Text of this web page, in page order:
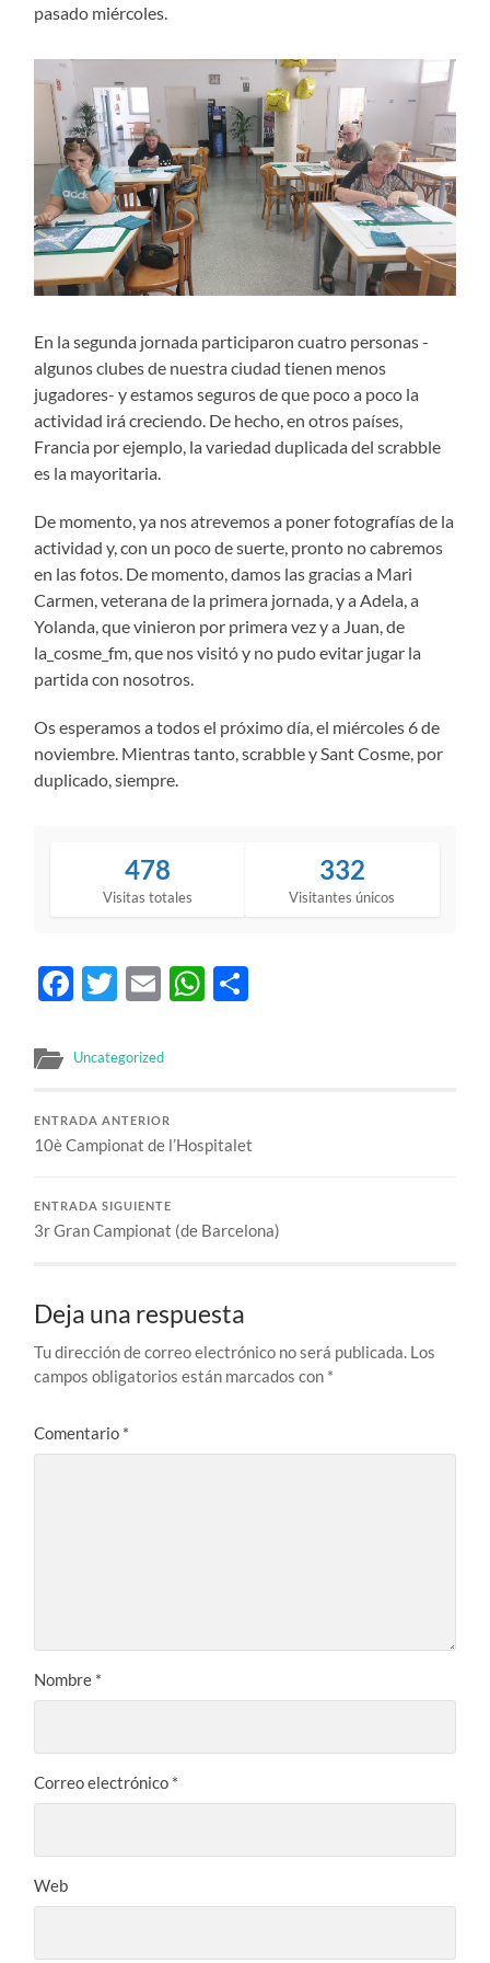
pasado miércoles.
En la segunda jornada participaron cuatro personas -
algunos clubes de nuestra ciudad tienen menos
jugadores- y estamos seguros de que poco a poco la
actividad irá creciendo. De hecho, en otros países,
Francia por ejemplo, la variedad duplicada del scrabble
es la mayoritaria.
De momento, ya nos atrevemos a poner fotografías de la
actividad y, con un poco de suerte, pronto no cabremos
en las fotos. De momento, damos las gracias a Mari
Carmen, veterana de la primera jornada, y a Adela, a
Yolanda, que vinieron por primera vez y a Juan, de
la_cosme_fm, que nos visitó y no pudo evitar jugar la
partida con nosotros.
Os esperamos a todos el próximo día, el miércoles 6 de
noviembre. Mientras tanto, scrabble y Sant Cosme, por
duplicado, siempre.
478
Visitas totales
332
Visitantes únicos
Facebook
Twitter
EmailWhatsApp
Uncategorized
ENTRADA ANTERIOR
10è Campionat de l’Hospitalet
ENTRADA SIGUIENTE
3r Gran Campionat (de Barcelona)
Deja una respuesta
Tu dirección de correo electrónico no será publicada. Los
campos obligatorios están marcados con *
Comentario *
Nombre *
Correo electrónico *
Web